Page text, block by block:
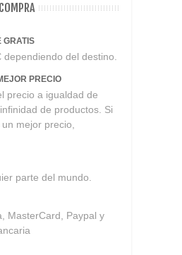
GRATIS
del destino.
PRECIO
precio a igualdad de
de productos. Si
mejor precio,
parte del mundo.
MasterCard, Paypal y